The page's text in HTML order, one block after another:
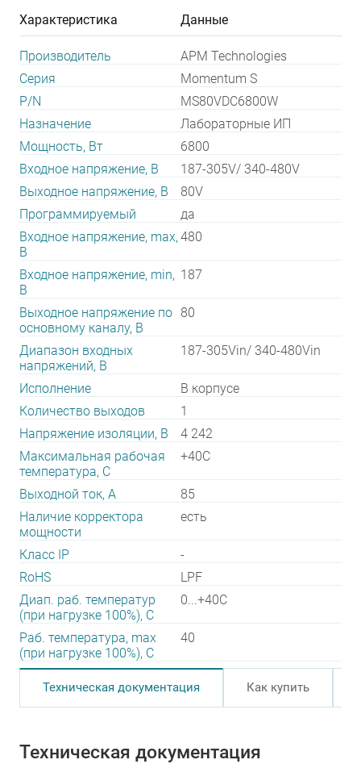
Характеристика Данные
Производитель
APM Technologies
Серия
Momentum S
P/N
MS80VDC6800W
Назначение
Лабораторные ИП
Мощность, Вт
6800
Входное напряжение, В
187-305V/ 340-480V
Выходное напряжение, В
80V
Программируемый
да
Входное напряжение, max,
В
480
Входное напряжение, min,
В
187
Выходное напряжение по
основному каналу, В
80
Диапазон входных
напряжений, В
187-305Vin/ 340-480Vin
Исполнение
В корпусе
Количество выходов
1
Напряжение изоляции, В
4 242
Максимальная рабочая
температура, C
+40C
Выходной ток, А
85
Наличие корректора
мощности
есть
Класс IP
-
RoHS
LPF
Диап. раб. температур
(при нагрузке 100%), C
0...+40C
Раб. температура, max
(при нагрузке 100%), C
40
Техническая документация Как купить
Техническая документация